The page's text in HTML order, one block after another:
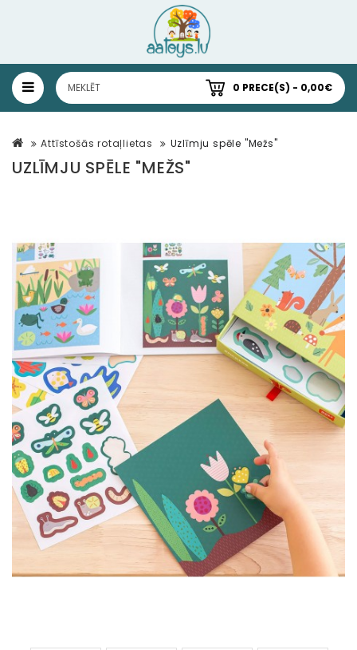
0 PRECE(S) - 0,00€
Attīstošās rotaļlietas Uzlīmju spēle "Mežs"
UZLĪMJU SPĒLE "MEŽS"